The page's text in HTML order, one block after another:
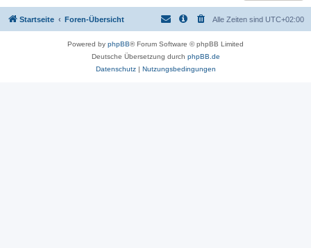
Startseite Foren-Übersicht Alle Zeiten sind UTC+02:00
Powered by phpBB® Forum Software © phpBB Limited
Deutsche Übersetzung durch phpBB.de
Datenschutz| Nutzungsbedingungen